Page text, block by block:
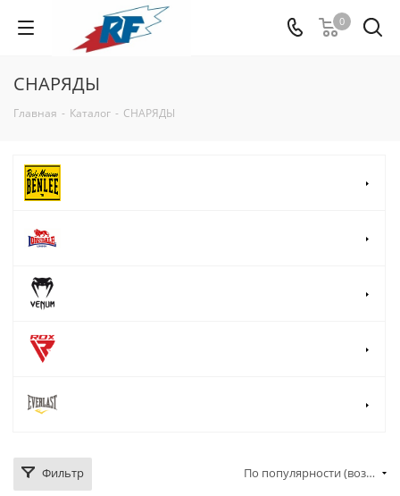
0
СНАРЯДЫ
Главная - Каталог - СНАРЯДЫ
Фильтр По популярности (возрастание)